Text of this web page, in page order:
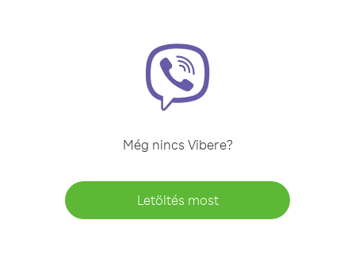
Még nincs Vibere?
Letöltés most